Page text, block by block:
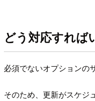
どう対応すれば
必須でないオプションの
そのため、更新がスケジ